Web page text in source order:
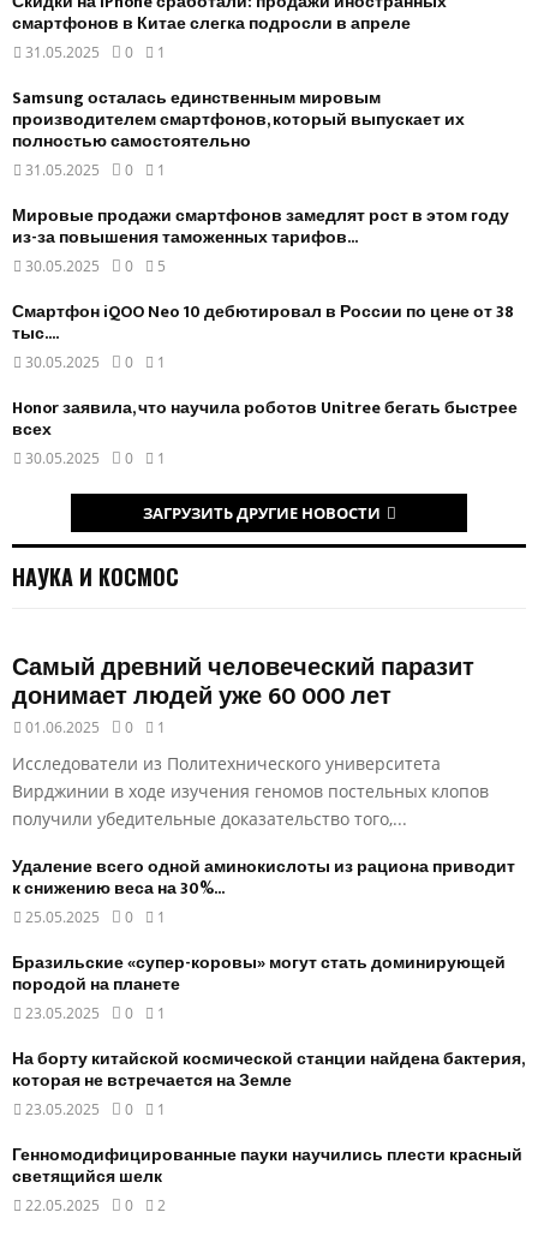
смартфонов в Китае слегка подросли в апреле
31.05.2025 0 1
Samsung осталась единственным мировым
производителем смартфонов, который выпускает их
полностью самостоятельно
31.05.2025 0 1
Мировые продажи смартфонов замедлят рост в этом году
из-за повышения таможенных тарифов...
30.05.2025 0 5
Смартфон iQOO Neo 10 дебютировал в России по цене от 38
тыс....
30.05.2025 0 1
Honor заявила, что научила роботов Unitree бегать быстрее
всех
30.05.2025 0 1
ЗАГРУЗИТЬ ДРУГИЕ НОВОСТИ
НАУКА И КОСМОС
Самый древний человеческий паразит
донимает людей уже 60 000 лет
01.06.2025 0 1
Исследователи из Политехнического университета
Вирджинии в ходе изучения геномов постельных клопов
получили убедительные доказательство того,...
Удаление всего одной аминокислоты из рациона приводит
к снижению веса на 30%...
25.05.2025 0 1
Бразильские «супер-коровы» могут стать доминирующей
породой на планете
23.05.2025 0 1
На борту китайской космической станции найдена бактерия,
которая не встречается на Земле
23.05.2025 0 1
Генномодифицированные пауки научились плести красный
светящийся шелк
22.05.2025 0 2